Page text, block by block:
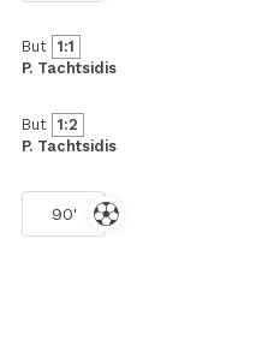
But 1:1
P. Tachtsidis
But 1:2
P. Tachtsidis
90'